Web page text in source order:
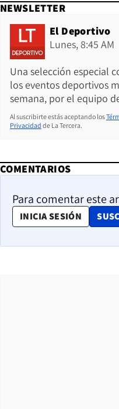
NEWSLETTER
El Deportivo
Lunes, 8:45 AM
Una selección especial
los eventos deportivos
semana, por el equipo
Al suscribirte estás aceptando los
Privacidad de La Tercera.
COMENTARIOS
Para comentar este
INICIA SESIÓN